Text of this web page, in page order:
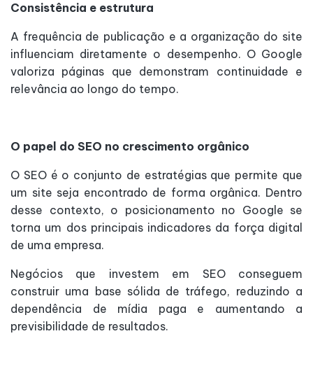
Consistência e estrutura
A frequência de publicação e a organização do site
influenciam diretamente o desempenho. O Google
valoriza páginas que demonstram continuidade e
relevância ao longo do tempo.
O papel do SEO no crescimento orgânico
O SEO é o conjunto de estratégias que permite que
um site seja encontrado de forma orgânica. Dentro
desse contexto, o posicionamento no Google se
torna um dos principais indicadores da força digital
de uma empresa.
Negócios que investem em SEO conseguem
construir uma base sólida de tráfego, reduzindo a
dependência de mídia paga e aumentando a
previsibilidade de resultados.